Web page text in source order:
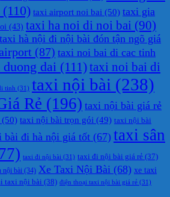
(110) taxi airport noi bai (50) taxi gia
(43) taxi ha noi di noi bai (90)
taxi hà nội đi nội bài đón tận ngõ giá
(87) taxi noi bai di cac tinh
dai (111)taxi noi bai di
tinh (31) taxi nội bài (238)
Rẻ (196) taxi nội bài giá rẻ
(50) taxi nội bài trọn gói (49) taxi nội bài
bài đi hà nội giá tốt (67) taxi sân
taxi đi nội bài (31) taxi đi nội bài giá rẻ (37)
nội bài (34) Xe Taxi Nội Bài (68) xe taxi
taxi nội bài (38) điện thoại taxi nội bài giá rẻ (31)